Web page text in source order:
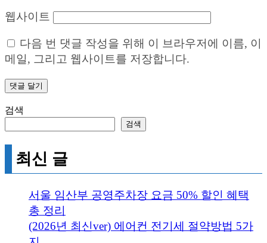
웹사이트
다음 번 댓글 작성을 위해 이 브라우저에 이름, 이
메일, 그리고 웹사이트를 저장합니다.
검색
검색
최신 글
서울 임산부 공영주차장 요금 50% 할인 혜택
총 정리
(2026년 최신ver) 에어컨 전기세 절약방법 5가